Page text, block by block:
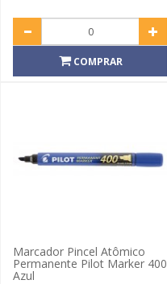
COMPRAR
Marcador Pincel Atômico
Permanente Pilot Marker 400
Azul